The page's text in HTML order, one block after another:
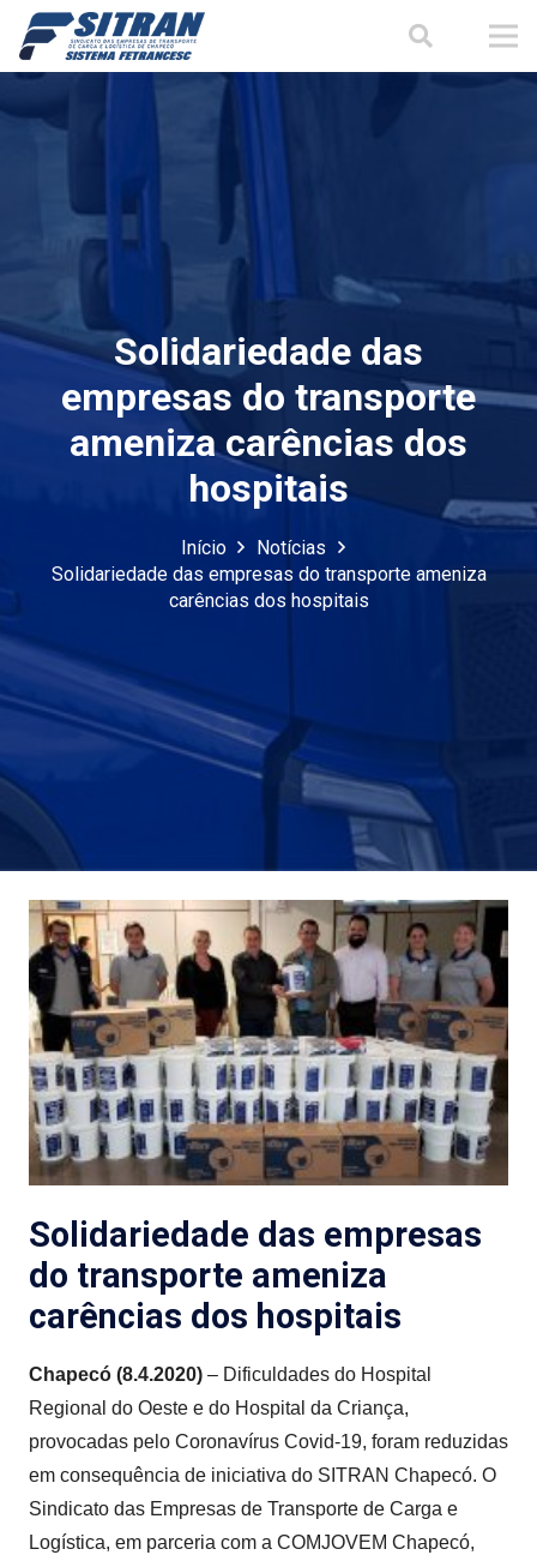
Solidariedade das
empresas do transporte
ameniza carências dos
hospitais
Início
Notícias
Solidariedade das empresas do transporte ameniza
carências dos hospitais
Solidariedade das empresas
do transporte ameniza
carências dos hospitais
Chapecó (8.4.2020) – Dificuldades do Hospital
Regional do Oeste e do Hospital da Criança,
provocadas pelo Coronavírus Covid-19, foram reduzidas
em consequência de iniciativa do SITRAN Chapecó. O
Sindicato das Empresas de Transporte de Carga e
Logística, em parceria com a COMJOVEM Chapecó,